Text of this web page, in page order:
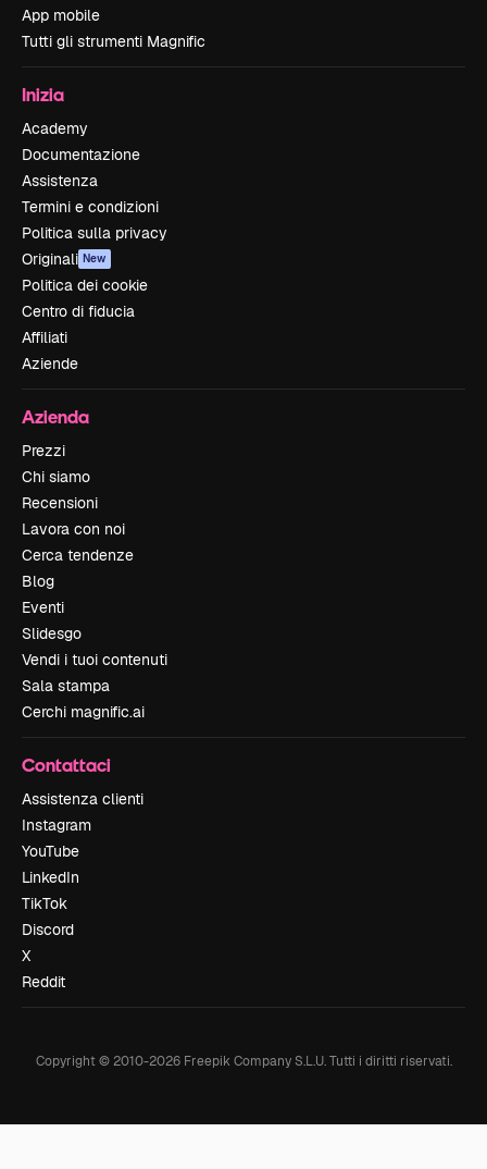
App mobile
Tutti gli strumenti Magnific
Inizia
Academy
Documentazione
Assistenza
Termini e condizioni
Politica sulla privacy
Originali New
Politica dei cookie
Centro di fiducia
Affiliati
Aziende
Azienda
Prezzi
Chi siamo
Recensioni
Lavora con noi
Cerca tendenze
Blog
Eventi
Slidesgo
Vendi i tuoi contenuti
Sala stampa
Cerchi magnific.ai
Contattaci
Assistenza clienti
Instagram
YouTube
LinkedIn
TikTok
Discord
X
Reddit
Copyright © 2010-2026Freepik Company S.L.U. Tutti i diritti riservati.